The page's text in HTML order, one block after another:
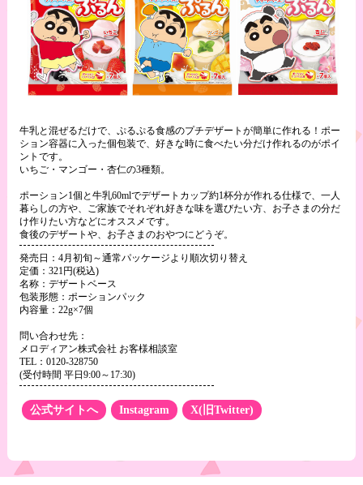
牛乳と混ぜるだけで、ぷるぷる食感のプチデザートが簡単に作れる！ポー
ション容器に入った個包装で、好きな時に食べたい分だけ作れるのがポイ
ントです。
いちご・マンゴー・杏仁の3種類。
ポーション1個と牛乳60mlでデザートカップ約1杯分が作れる仕様で、一人
暮らしの方や、ご家族でそれぞれ好きな味を選びたい方、お子さまの分だ
け作りたい方などにオススメです。
食後のデザートや、お子さまのおやつにどうぞ。
発売日：4月初旬～通常パッケージより順次切り替え
定価：321円(税込)
名称：デザートベース
包装形態：ポーションパック
内容量：22g×7個
問い合わせ先：
メロディアン株式会社 お客様相談室
TEL：0120-328750
(受付時間 平日9:00～17:30)
公式サイトへ Instagram X(旧Twitter)